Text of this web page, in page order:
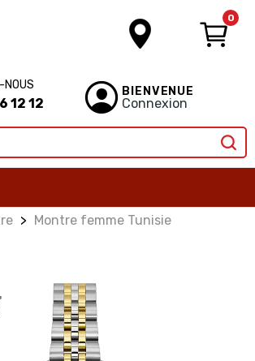
0
NOUS
12 12
BIENVENUE
Connexion
Montre femme Tunisie